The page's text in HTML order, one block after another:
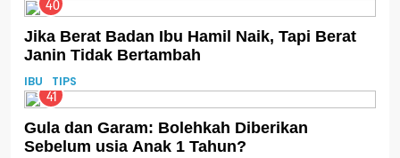
40
Jika Berat Badan Ibu Hamil Naik, Tapi Berat
Janin Tidak Bertambah
IBU TIPS
41
Gula dan Garam: Bolehkah Diberikan
Sebelum usia Anak 1 Tahun?